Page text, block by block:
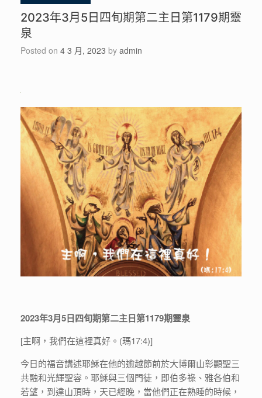
2023年3月5日四旬期第二主日第1179期靈
泉
Posted on 4 3 月, 2023 by admin
2023年3月5日四旬期第二主日第1179期靈泉
[主啊，我們在這裡真好。(瑪17:4)]
今日的福音講述耶穌在他的逾越節前於大博爾山彰顯聖三
共融和光輝聖容。耶穌與三個門徒，即伯多祿、雅各伯和
若望，到達山頂時，天已經晚，當他們正在熟睡的時候，